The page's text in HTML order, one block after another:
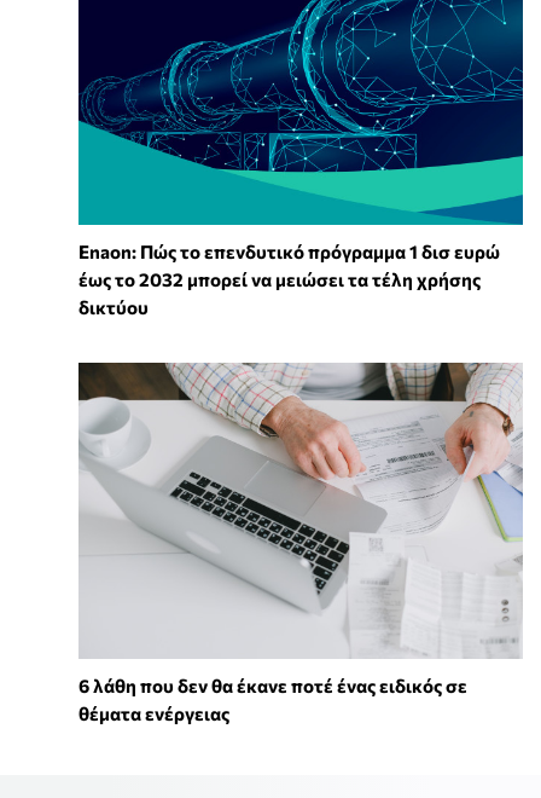
Enaon: Πώς το επενδυτικό πρόγραμμα 1 δισ ευρώ
έως το 2032 μπορεί να μειώσει τα τέλη χρήσης
δικτύου
6 λάθη που δεν θα έκανε ποτέ ένας ειδικός σε
θέματα ενέργειας